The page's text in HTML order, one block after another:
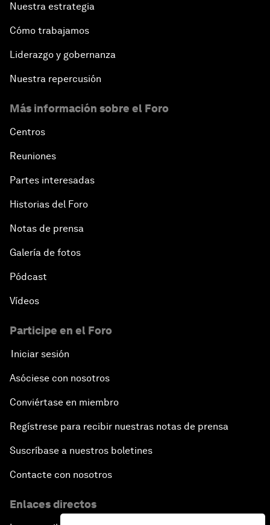
Nuestra estrategia
Cómo trabajamos
Liderazgo y gobernanza
Nuestra repercusión
Más información sobre el Foro
Centros
Reuniones
Partes interesadas
Historias del Foro
Notas de prensa
Galería de fotos
Pódcast
Vídeos
Participe en el Foro
Iniciar sesión
Asóciese con nosotros
Conviértase en miembro
Regístrese para recibir nuestras notas de prensa
Suscríbase a nuestros boletines
Contacte con nosotros
Enlaces directos